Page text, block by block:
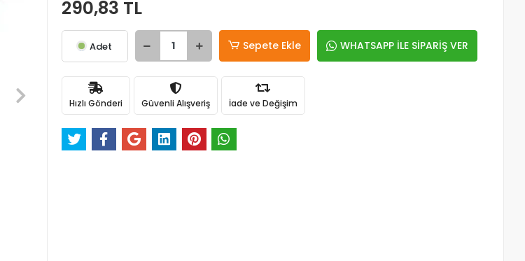
290,83 TL
Adet Sepete Ekle WHATSAPP İLE SİPARİŞ VER
Hızlı Gönderi Güvenli Alışveriş İade ve Değişim